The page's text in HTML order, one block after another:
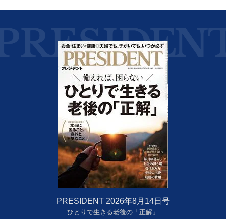
PRESIDENT 2026年8月14日号
ひとりで生きる老後の「正解」